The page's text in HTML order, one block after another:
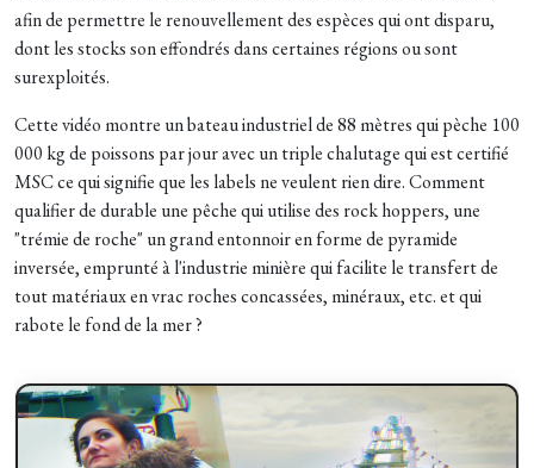
afin de permettre le renouvellement des espèces qui ont disparu,
dont les stocks son effondrés dans certaines régions ou sont
surexploités.
Cette vidéo montre un bateau industriel de 88 mètres qui pèche 100
000 kg de poissons par jour avec un triple chalutage qui est certifié
MSC ce qui signifie que les labels ne veulent rien dire. Comment
qualifier de durable une pêche qui utilise des rock hoppers, une
"trémie de roche" un grand entonnoir en forme de pyramide
inversée, emprunté à l'industrie minière qui facilite le transfert de
tout matériaux en vrac roches concassées, minéraux, etc. et qui
rabote le fond de la mer ?